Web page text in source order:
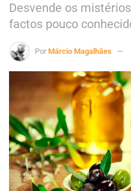
Desvende os
factos pouco
Por Márcio Magalhães